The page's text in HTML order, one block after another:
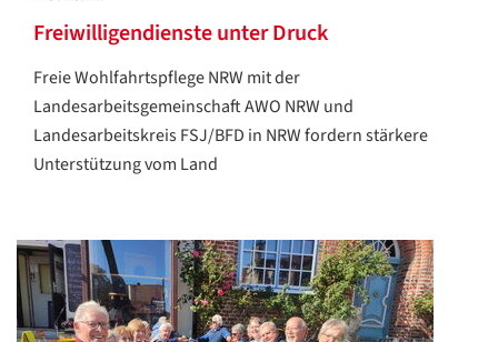
Freiwilligendienste unter Druck
Freie Wohlfahrtspflege NRW mit der
Landesarbeitsgemeinschaft AWO NRW und
Landesarbeitskreis FSJ/BFD in NRW fordern stärkere
Unterstützung vom Land